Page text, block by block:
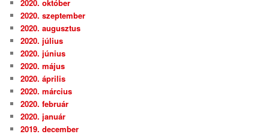
2020. október
2020. szeptember
2020. augusztus
2020. július
2020. június
2020. május
2020. április
2020. március
2020. február
2020. január
2019. december